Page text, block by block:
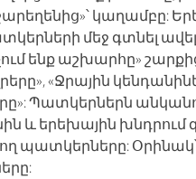
կաղամբը:
մեջ գտնել
ենք աշխարհը»
«Ջրային
Պատկերներն
և երեխային խնդրում
պատկերները: Օրինակ՝